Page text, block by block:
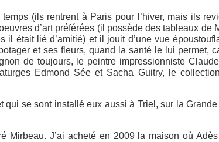
(ils rentrent à Paris pour l’hiver, mais ils
d’art préférées (il possède des tableaux de
était lié d’amitié) et il jouit d’une vue
et ses fleurs, quand la santé le lui permet,
de toujours, le peintre impressionniste
Edmond Sée et Sacha Guitry, le
qui se sont installé eux aussi à Triel, sur la
Mirbeau. J’ai acheté en 2009 la maison où